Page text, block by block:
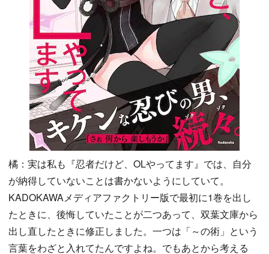
橘：実は私も『忍者だけど、OLやってます』では、自分
が納得していないことは書かないようにしていて。
KADOKAWAメディアファクトリー版で最初に1巻を出し
たときに、後悔していたことが二つあって、双葉文庫から
出し直したときに修正しました。一つは「～の術」という
言葉をわざと入れてたんですよね。でもあとから考える